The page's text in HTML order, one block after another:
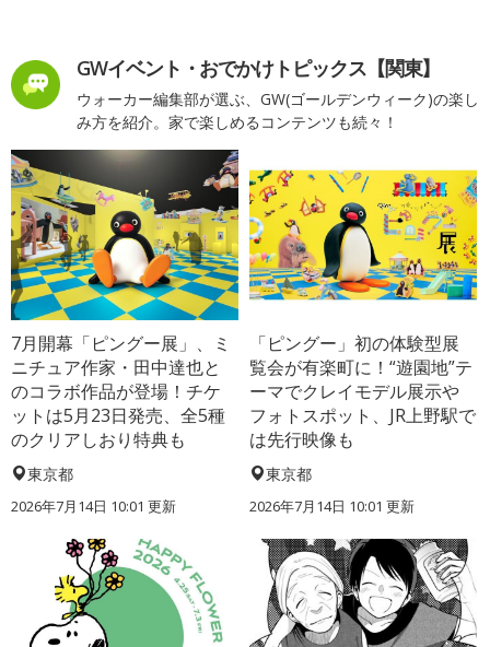
GWイベント・おでかけトピックス【関東】
ウォーカー編集部が選ぶ、GW(ゴールデンウィーク)の楽し
み方を紹介。家で楽しめるコンテンツも続々！
7月開幕「ピングー展」、ミ
ニチュア作家・田中達也と
のコラボ作品が登場！チケ
ットは5月23日発売、全5種
のクリアしおり特典も
東京都
2026年7月14日 10:01 更新
「ピングー」初の体験型展
覧会が有楽町に！“遊園地”テ
ーマでクレイモデル展示や
フォトスポット、JR上野駅で
は先行映像も
東京都
2026年7月14日 10:01 更新